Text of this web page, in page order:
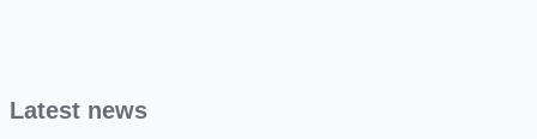
Latest news